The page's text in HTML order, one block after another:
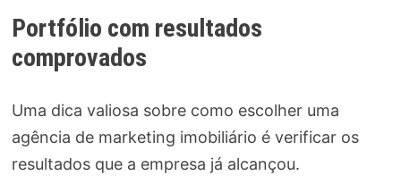
Portfólio com resultados
comprovados
Uma dica valiosa sobre como escolher uma
agência de marketing imobiliário é verificar os
resultados que a empresa já alcançou.